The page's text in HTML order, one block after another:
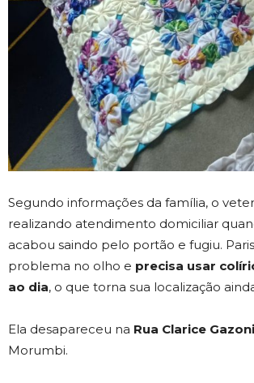
Segundo informações da família, o
realizando atendimento domiciliar
acabou saindo pelo portão e fugiu.
problema no olho e precisa usar
ao dia, o que torna sua localização
Ela desapareceu na Rua Clarice
Morumbi.